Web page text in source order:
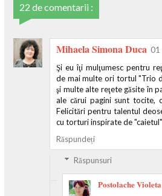
22 de comentarii :
Mihaela Simona Duca 01
Şi eu îţi mulţumesc pentru
de mai multe ori tortul "Trio
şi multe alte reţete găsite în
ale cărui pagini sunt tocite,
Felicitări pentru talentul
cu torturi inspirate de
Răspundeți
Răspunsuri
Postolache Violeta